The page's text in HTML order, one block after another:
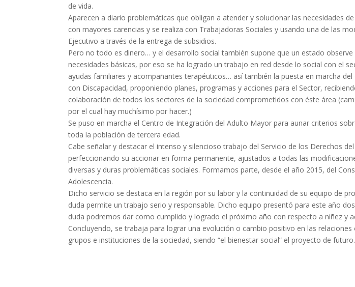
de vida.
Aparecen a diario problemáticas que obligan a atender y solucionar las necesidades
con mayores carencias y se realiza con Trabajadoras Sociales y usando una de las
Ejecutivo a través de la entrega de subsidios.
Pero no todo es dinero… y el desarrollo social también supone que un estado
necesidades básicas, por eso se ha logrado un trabajo en red desde lo social con el
ayudas familiares y acompañantes terapéuticos… así también la puesta en marcha
con Discapacidad, proponiendo planes, programas y acciones para el Sector,
colaboración de todos los sectores de la sociedad comprometidos con éste área
por el cual hay muchísimo por hacer.)
Se puso en marcha el Centro de Integración del Adulto Mayor para aunar criterios
toda la población de tercera edad.
Cabe señalar y destacar el intenso y silencioso trabajo del Servicio de los Derechos
perfeccionando su accionar en forma permanente, ajustados a todas las
diversas y duras problemáticas sociales. Formamos parte, desde el año 2015, del
Adolescencia.
Dicho servicio se destaca en la región por su labor y la continuidad de su equipo de
duda permite un trabajo serio y responsable. Dicho equipo presentó para este año
duda podremos dar como cumplido y logrado el próximo año con respecto a niñez y
Concluyendo, se trabaja para lograr una evolución o cambio positivo en las
grupos e instituciones de la sociedad, siendo “el bienestar social” el proyecto de futuro.